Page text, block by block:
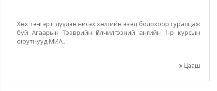
Хөх тэнгэрт дүүлэн нисэх хөлгийн эзэд болохоор суралцаж
буй Агаарын Тээврийн Үйлчилгээний ангийн 1-р курсын
оюутнууд МИА...
Цааш